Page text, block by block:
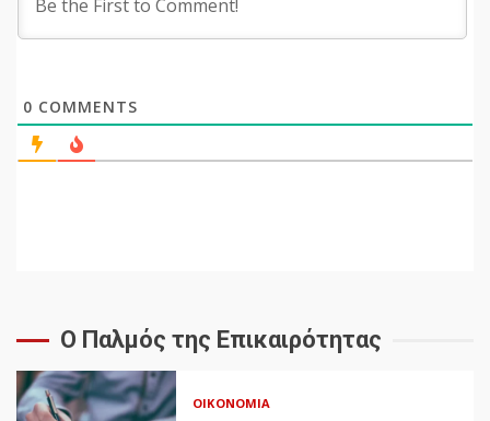
0 COMMENTS
Ο Παλμός της Επικαιρότητας
ΟΙΚΟΝΟΜΊΑ